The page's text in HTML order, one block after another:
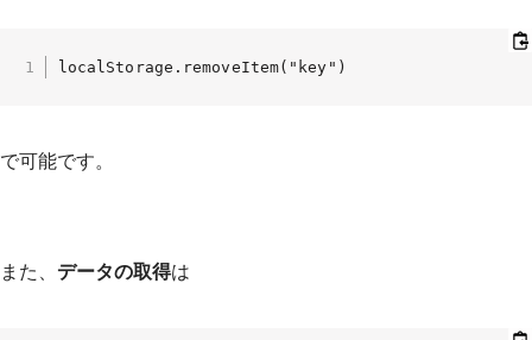
localStorage.removeItem("key")
で可能です。
また、 データの取得は